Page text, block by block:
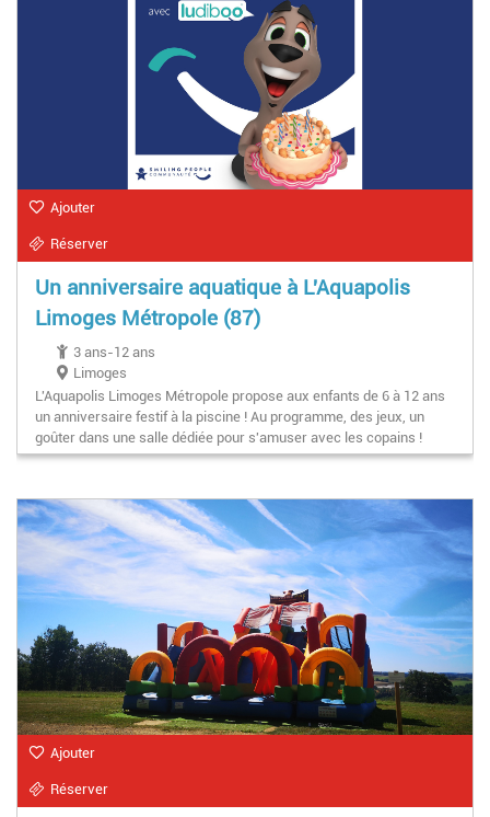
Ajouter
Réserver
Un anniversaire aquatique à L'Aquapolis
Limoges Métropole (87)
3 ans-12 ans
Limoges
L'Aquapolis Limoges Métropole propose aux enfants de 6 à 12 ans
un anniversaire festif à la piscine ! Au programme, des jeux, un
goûter dans une salle dédiée pour s'amuser avec les copains !
Ajouter
Réserver